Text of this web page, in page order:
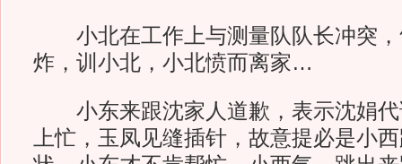
小北在工作上与测量队队长冲突，
炸，训小北，小北愤而离家…
小东来跟沈家人道歉，表示沈娟代
上忙，玉凤见缝插针，故意提必是小